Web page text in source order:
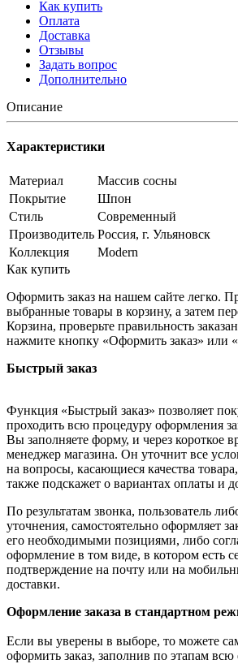
Как купить
Оплата
Доставка
Отзывы
Задать вопрос
Дополнительно
Описание
Характеристики
Материал
Массив сосны
Покрытие
Шпон
Стиль
Современный
Производитель Россия, г. Ульяновск
Коллекция
Modern
Как купить
Оформить заказ на нашем сайте легко.
выбранные товары в корзину, а затем
Корзина, проверьте правильность
нажмите кнопку «Оформить заказ» или
Быстрый заказ
Функция «Быстрый заказ» позволяет
проходить всю процедуру оформления
Вы заполняете форму, и через короткое
менеджер магазина. Он уточнит все
на вопросы, касающиеся качества
также подскажет о вариантах оплаты и
По результатам звонка, пользователь
уточнения, самостоятельно оформляет
его необходимыми позициями, либо
оформление в том виде, в котором есть
подтверждение на почту или на
доставки.
Оформление заказа в стандартном
Если вы уверены в выборе, то можете
оформить заказ, заполнив по этапам всю